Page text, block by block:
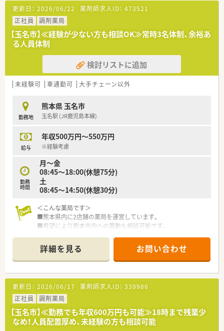
■精神科病院や老健施設など複数の施設を展開しており、救急医
療から専門治療まで幅広く対応する地域医療支援病院です。
■薬剤師が専門性を発揮できる環境作りを推進しており、認定薬
剤師の資格取得支援など職員の継続的な学びを支援していま
す。
【求人情報について】
■パートタイマーとしての募集であり、時給は2,500円という高
水準の設定となっているため、効率よく収入を得られます。
■週20時間以上の勤務から社会保険への加入が可能となってお
■病院実務の経験が豊富な方については、将来的に年収600万円
相当の提示を受ける可能性もあり、キャリアも評価されます。
更新日： 2026/06/22 薬剤師求人ID： 473521
正社員
調剤薬局
【玉名市】≪経験が少ない方も相談OK≫常時3名体制、余裕あ
る人員体制
検討リストに追加
未経験可 車通勤可 大手チェーン以外
勤務地
熊本県 玉名市
玉名駅 (JR鹿児島本線)
給与
年収500万円～550万円
※経験考慮
勤務
時間
月～金
08:45～18:00(休憩75分)
土
08:45～14:50(休憩30分)
＜こんな薬局です＞
■熊本県内に2店舗の薬局を運営しています。
■希望により熊本市内への異動も相談可能です。
＜余裕ある人員体制＞
■処方箋枚数60枚/日に対して、常時3名体制です。
■お休みは固定休なのでプライベートの予定も立てやすい環境
です。
■有休取得もしやすくライフワークバランスが取れる職場で
す。
詳細を見る お問い合わせ
更新日： 2026/06/17 薬剤師求人ID： 339986
正社員
調剤薬局
【玉名市】≪勤務でも年収600万円も可能≫18時まで残業少
なめ！人員配置厚め、未経験の方も相談可能